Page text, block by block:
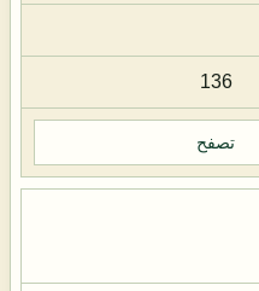
136
تصفح